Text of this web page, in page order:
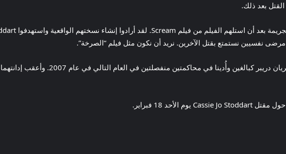
بعد ذلك.
نفسيين نستمتع بقتل الآخرين. نريد أن نكون مثل فيلم “الصرخة”.
حوكم كل من توري أدامسيك وبريان دريبر